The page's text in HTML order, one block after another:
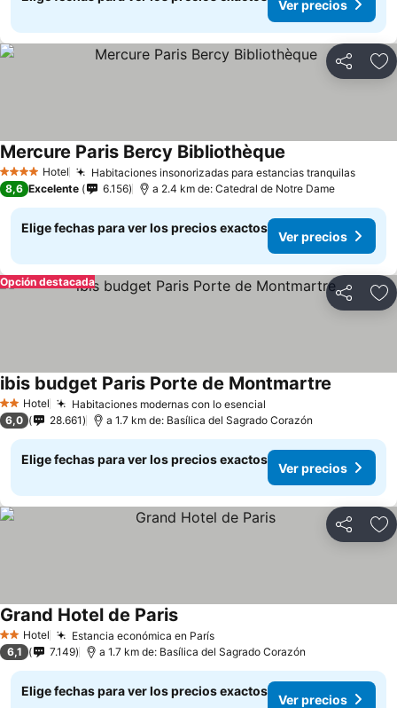
Ver precios
Compartir
4 EstrellasHotel Habitaciones insonorizadas para estancias tranquilas
Mercure Paris Bercy Bibliothèque
8,6 Excelente 6.156 a 2.4 km de: Catedral de Notre Dame
Elige fechas para ver los precios exactos
Ver precios
Compartir
Opción destacada
2 Estrellas
Hotel Habitaciones modernas con lo esencial
ibis budget Paris Porte de Montmartre
6,0 28.661 a 1.7 km de: Basílica del Sagrado Corazón
Elige fechas para ver los precios exactos
Ver precios
Compartir
2 Estrellas
Hotel Estancia económica en París
Grand Hotel de Paris
6,1 7.149 a 1.7 km de: Basílica del Sagrado Corazón
Elige fechas para ver los precios exactos
Ver precios